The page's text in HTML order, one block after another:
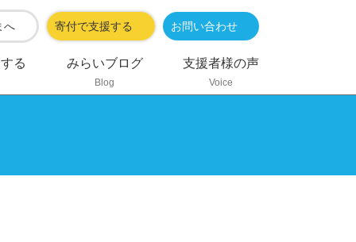
へ 寄付で支援する お問い合わせ
る みらいブログ
Blog
支援者様の声
Voice